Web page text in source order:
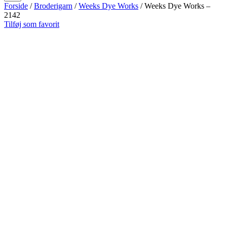
Forside /Broderigarn /Weeks Dye Works / Weeks Dye Works –
2142
Tilføj som favorit